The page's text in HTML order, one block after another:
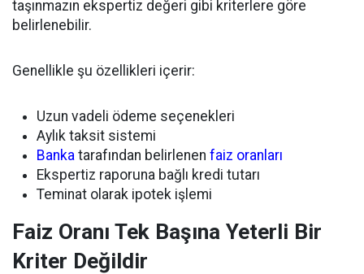
taşınmazın ekspertiz değeri gibi kriterlere göre
belirlenebilir.
Genellikle şu özellikleri içerir:
Uzun vadeli ödeme seçenekleri
Aylık taksit sistemi
Banka tarafından belirlenen faiz oranları
Ekspertiz raporuna bağlı kredi tutarı
Teminat olarak ipotek işlemi
Faiz Oranı Tek Başına Yeterli Bir
Kriter Değildir